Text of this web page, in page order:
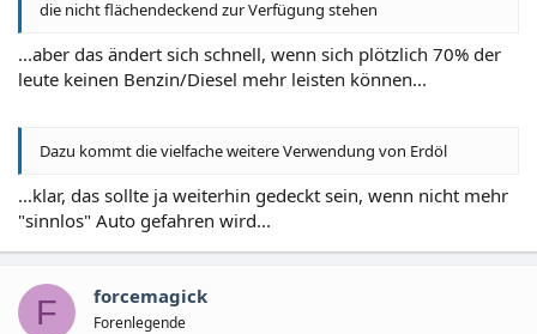
die nicht flächendeckend zur Verfügung stehen
...aber das ändert sich schnell, wenn sich plötzlich 70% der
leute keinen Benzin/Diesel mehr leisten können...
Dazu kommt die vielfache weitere Verwendung von Erdöl
...klar, das sollte ja weiterhin gedeckt sein, wenn nicht mehr
"sinnlos" Auto gefahren wird...
F forcemagick
Forenlegende